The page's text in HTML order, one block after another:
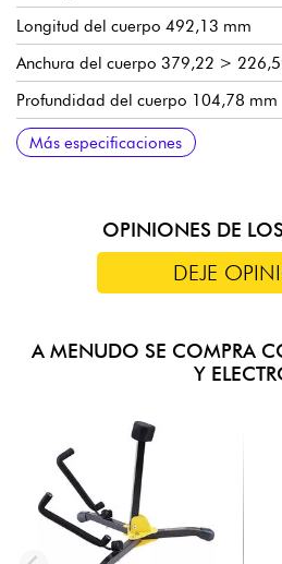
Longitud del cuerpo 492,13 mm
Anchura del cuerpo 379,22 >
Profundidad del cuerpo 104,78 mm
Mástil de arce forrado de plata
Diapasón de palisandro, 21 trastes
Escala 24.84
Radio 16
Ancho de cejuela 43,69 mm
Preamplificador Fishman Presys II
Clavijas de afinación con relación
Acabado brillante
Más especificaciones
OPINIONES DE
DEJE
A MENUDO SE COMPRA
Y